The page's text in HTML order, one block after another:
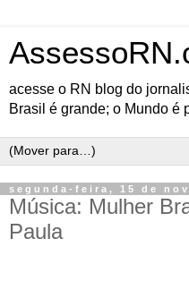
acesse o RN blog do
Brasil é grande; o Mundo é
segunda-feira, 15 de
Música: Mulher
Paula